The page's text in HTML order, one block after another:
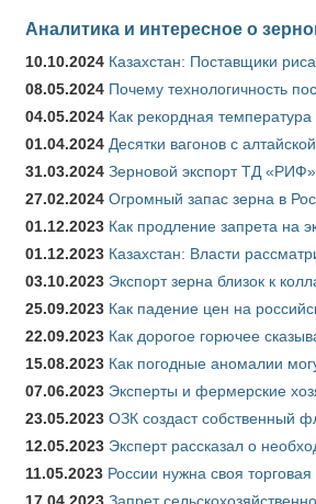
Аналитика и интересное о
10.10.2024 Казахстан: Поставщики
08.05.2024 Почему технологичность
04.05.2024 Как рекордная
01.04.2024 Десятки вагонов с
31.03.2024 Зерновой экспорт ТД «РИФ»
27.02.2024 Огромный запас зерна в
01.12.2023 Как продление запрета на
01.12.2023 Казахстан: Власти
03.10.2023 Экспорт зерна близок к
25.09.2023 Как падение цен на
22.09.2023 Как дорогое горючее
15.08.2023 Как погодные аномалии
07.06.2023 Эксперты и фермерские
23.05.2023 ОЗК создаст собственный
12.05.2023 Эксперт рассказал о
11.05.2023 России нужна своя